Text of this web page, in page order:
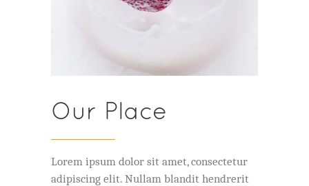
Our Place
Lorem ipsum dolor sit amet, consectetur
adipiscing elit. Nullam blandit hendrerit